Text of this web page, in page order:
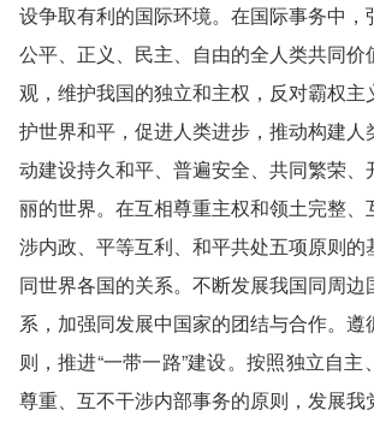
设争取有利的国际环境。在国际事务中，
公平、正义、民主、自由的全人类共同价
观，维护我国的独立和主权，反对霸权主
护世界和平，促进人类进步，推动构建人
动建设持久和平、普遍安全、共同繁荣、
丽的世界。在互相尊重主权和领土完整、
涉内政、平等互利、和平共处五项原则的
同世界各国的关系。不断发展我国同周边
系，加强同发展中国家的团结与合作。
则，推进“一带一路”建设。按照独立自
尊重、互不干涉内部事务的原则，发展我